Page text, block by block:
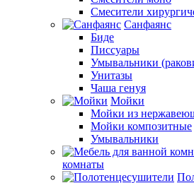
Смесители
Санфаянс
Биде
Писсуары
Умывальники
Унитазы
Чаша генуя
Мойки
Мойки из
Мойки композитные
Умывальники
комнаты